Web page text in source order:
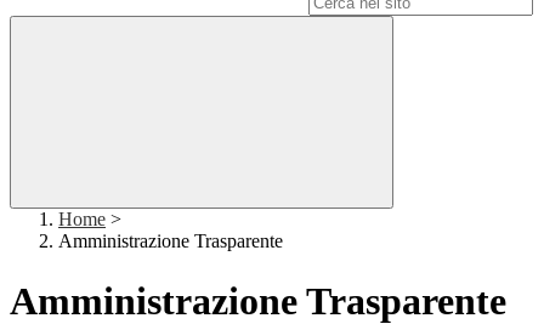
Home >
Amministrazione Trasparente
Amministrazione Trasparente